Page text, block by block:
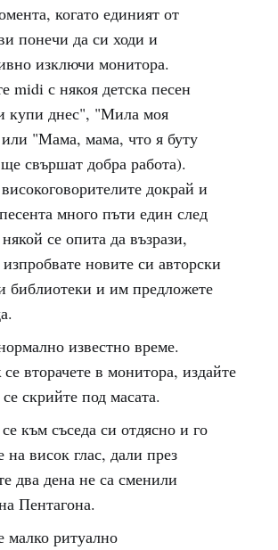
когато единият от
понечи да си ходи и
изключи монитора.
midi с някоя детска песен
купи днес", "Мила моя
"Мама, мама, что я буту
свършат добра работа).
докрай и
много пъти един след
се опита да възрази,
новите си авторски
библиотеки и им предложете
известно време.
вторачете в монитора, издайте
скрийте под масата.
към съседа си отдясно и го
на висок глас, дали през
два дена не са сменили
Пентагона.
малко ритуално